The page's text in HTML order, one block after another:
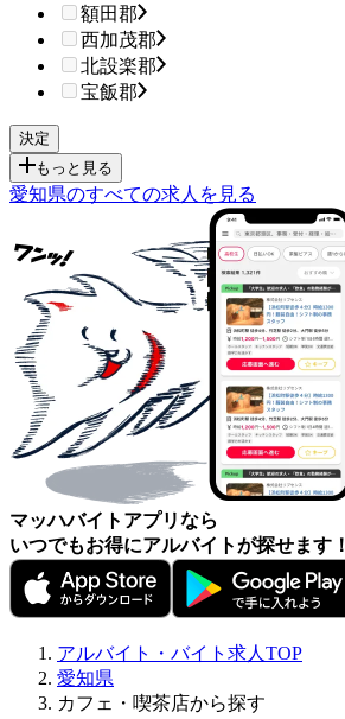
額田郡
西加茂郡
北設楽郡
宝飯郡
もっと見る
愛知県のすべての求人を見る
マッハバイトアプリなら
いつでもお得にアルバイトが探せます！
アルバイト・バイト求人TOP
愛知県
カフェ・喫茶店から探す